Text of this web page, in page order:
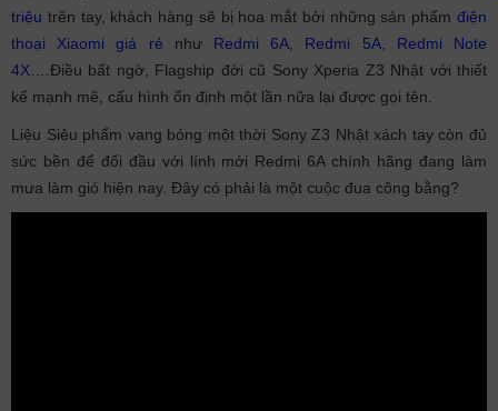
triệu trên tay, khách hàng sẽ bị hoa mắt bởi những sản phẩm điện
thoại Xiaomi giá rẻ như Redmi 6A Redmi 5A, Redmi Note
4X ….Điều bất ngờ, Flagship đời cũ Sony Xperia Z3 Nhật với thiết
kế mạnh mẽ, cấu hình ổn định một lần nữa lại được gọi tên.
Liệu Siêu phẩm vang bóng một thời Sony Z3 Nhật xách tay còn đủ
sức bền để đối đầu với lính mới Redmi 6A chính hãng đang làm
mưa làm gió hiện nay. Đây có phải là một cuộc đua công bằng?